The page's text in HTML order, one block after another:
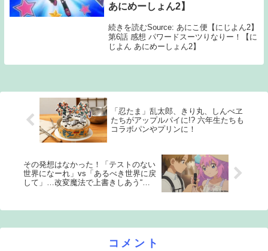
あにめーしょん2】
続きを読むSource: あにこ便【にじよん2】
第6話 感想 パワードスーツりなりー！【に
じよん あにめーしょん2】
「忍たま」乱太郎、きり丸、しんべヱ
たちがアップルパイに!? 六年生たちも
コラボパンやプリンに！
その発想はなかった！「テストのない
世界になーれ」vs「あるべき世界に戻
して」…改変魔法で上書きしあう“ル
あり反応まとめ】
コメント